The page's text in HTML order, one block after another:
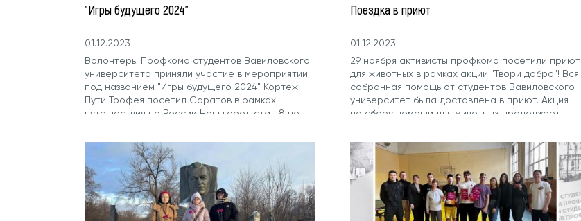
"Игры будущего 2024"
01.12.2023
Волонтёры Профкома студентов Вавиловского
университета приняли участие в мероприятии
под названием "Игры будущего 2024" Кортеж
Пути Трофея посетил Саратов в рамках
путешествия по России Наш город стал 8 по
Поездка в приют
01.12.2023
29 ноября активисты профкома посетили приют
для животных в рамках акции "Твори добро"! Вся
собранная помощь от студентов Вавиловского
университет была доставлена в приют. Акция
по сбору помощи для животных продолжает
университета. Спасибо всем, кто не остался
равнодушным